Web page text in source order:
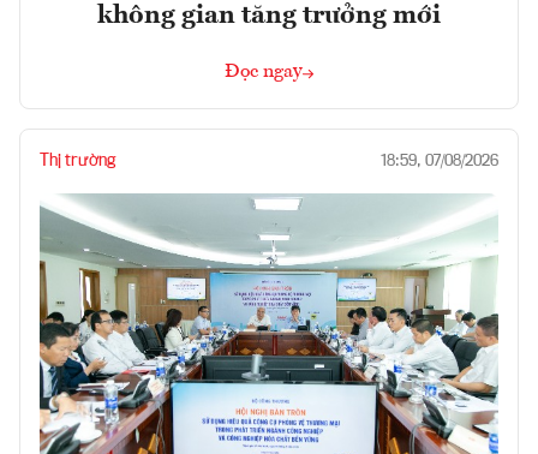
không gian tăng trưởng mới
Đọc ngay
Thị trường 18:59, 07/08/2026